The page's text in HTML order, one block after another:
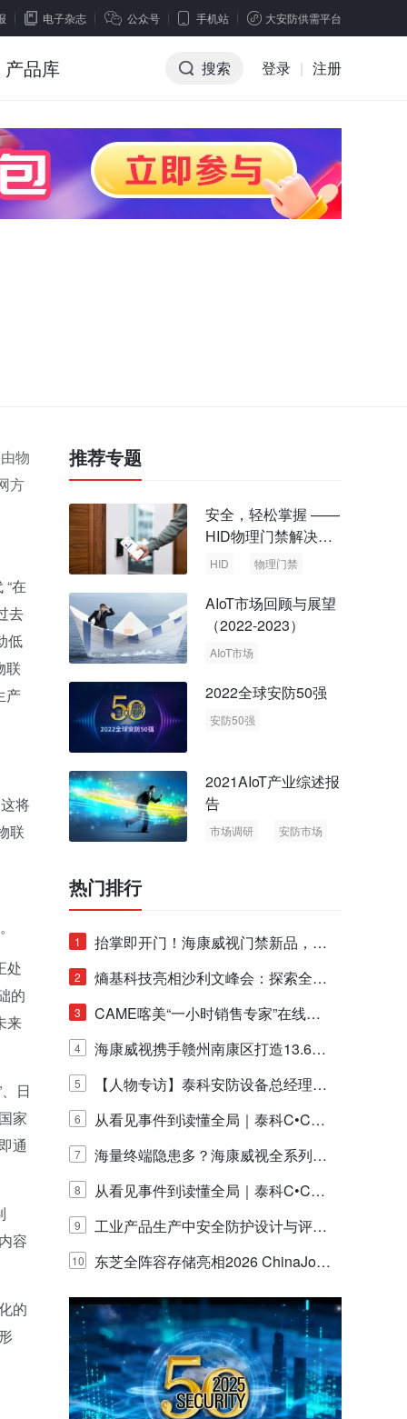
电子杂志 公众号 手机站 大安防供需平台
产品库 搜索 登录 | 注册
物
方
在
去
低
联
产
将
联
处
的
来
日
家
通
容
的
推荐专题
安全，轻松掌握 ——
HID物理门禁解决方
案，启动智慧安全新
HID 物理门禁
AIoT市场回顾与展望
（2022-2023）
AIoT市场
2022全球安防50强
安防50强
2021AIoT产业综述报
告
市场调研
安防市场
热门排行
1
抬掌即开门！海康威视门禁新品，不
止认人脸，更认"掌"中静脉！
2
熵基科技亮相沙利文峰会：探索全栈
脑机技术商业化生态新路径
3
CAME喀美“一小时销售专家”在线赋
能培训正式启动！
4
海康威视携手赣州南康区打造13.6公
里绿波网
5
【人物专访】泰科安防设备总经理张
宁解码安防出海新范式
6
从看见事件到读懂全局｜泰科C•CUR
E IQ 3.20开启安防运营智能新时代
7
海量终端隐患多？海康威视全系列物
联安全产品，四层守护更放心！
8
从看见事件到读懂全局｜泰科C•CUR
E IQ 3.20开启安防运营智能新时代
9
工业产品生产中安全防护设计与评估
的实践与探讨
10
东芝全阵容存储亮相2026 ChinaJo
y，以海量数据底座赋能“与AI同游”新
体验